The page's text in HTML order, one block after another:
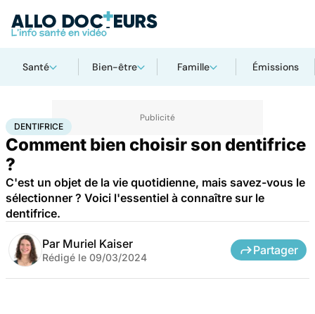
Santé Bien-être Famille Émissions
AccueilSanté Dentifrice
DENTIFRICE
Comment bien choisir son dentifrice
?
C'est un objet de la vie quotidienne, mais savez-vous le
sélectionner ? Voici l'essentiel à connaître sur le
dentifrice.
Par Muriel Kaiser
Rédigé le 09/03/2024
Partager